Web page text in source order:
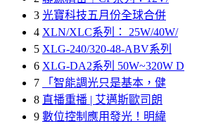
3 光寶科技五月份全球合併
4 XLN/XLC系列： 25W/40W/
5 XLG-240/320-48-ABV系列
6 XLG-DA2系列 50W~320W D
7
「智能調光只是基本，健
8 直播重播 | 艾邁斯歐司朗
9 數位控制應用發光！明緯